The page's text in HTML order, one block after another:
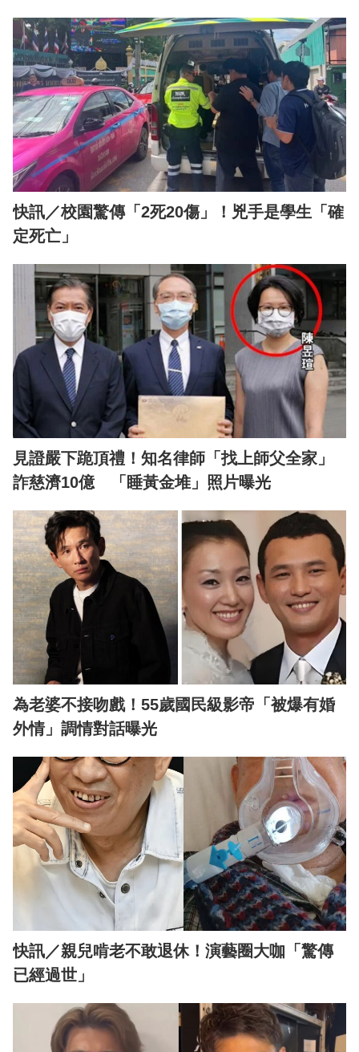
快訊／校園驚傳「2死20傷」！兇手是學生「確
定死亡」
見證嚴下跪頂禮！知名律師「找上師父全家」
詐慈濟10億 「睡黃金堆」照片曝光
為老婆不接吻戲！55歲國民級影帝「被爆有婚
外情」調情對話曝光
快訊／親兒啃老不敢退休！演藝圈大咖「驚傳
已經過世」